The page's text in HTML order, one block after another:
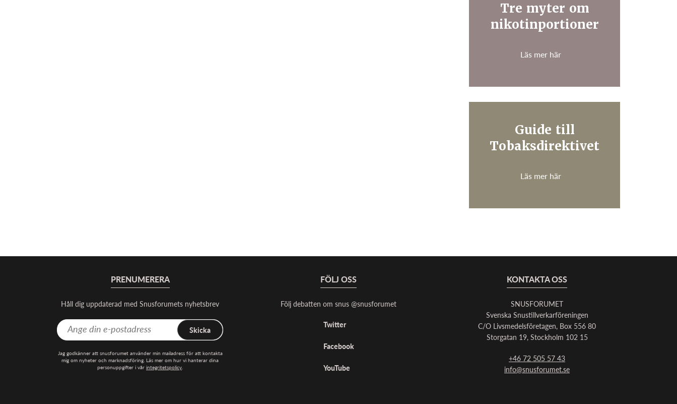
Tre myter om
nikotinportioner
Läs mer här
Guide till
Tobaksdirektivet
Läs mer här
PRENUMERERA
Håll dig uppdaterad med Snusforumets nyhetsbrev
Skicka
Jag godkänner att snusforumet använder min mailadress för att kontakta
mig om nyheter och marknadsföring. Läs mer om hur vi hanterar dina
personuppgifter i vår integritetspolicy.
FÖLJ OSS
Följ debatten om snus @snusforumet
Twitter
Facebook
YouTube
KONTAKTA OSS
SNUSFORUMET
Svenska Snustillverkarföreningen
C/O Livsmedelsföretagen, Box 556 80
Storgatan 19, Stockholm 102 15
+46 72 505 57 43
info@snusforumet.se